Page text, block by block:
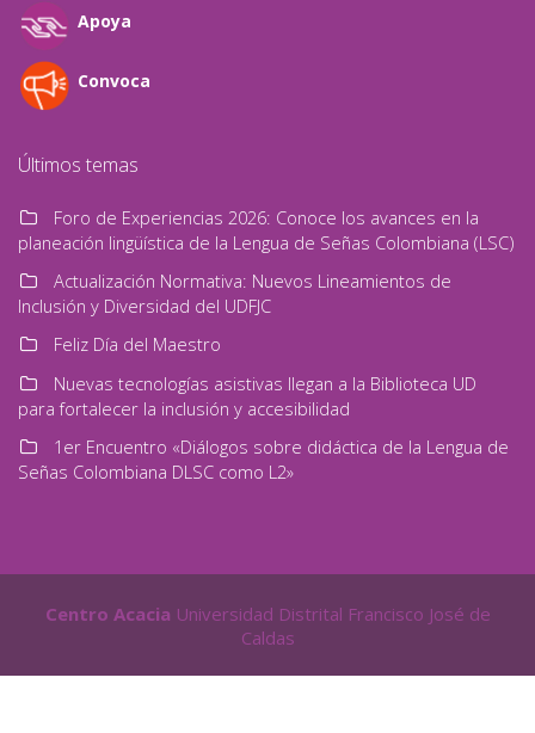
Apoya
Convoca
Últimos temas
Foro de Experiencias 2026: Conoce los avances en la
planeación lingüística de la Lengua de Señas Colombiana (LSC)
Actualización Normativa: Nuevos Lineamientos de
Inclusión y Diversidad del UDFJC
Feliz Día del Maestro
Nuevas tecnologías asistivas llegan a la Biblioteca UD
para fortalecer la inclusión y accesibilidad
1er Encuentro «Diálogos sobre didáctica de la Lengua de
Señas Colombiana DLSC como L2»
Centro Acacia Universidad Distrital Francisco José de
Caldas